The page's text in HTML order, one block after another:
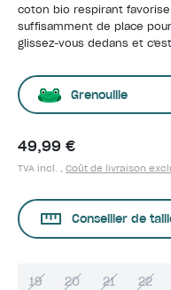
coton bio respirant
suffisamment de place
glissez-vous dedans et
Grenouille
49,99 €
TVA incl. , Coût de livraison
Conseiller de
19 20 21 22